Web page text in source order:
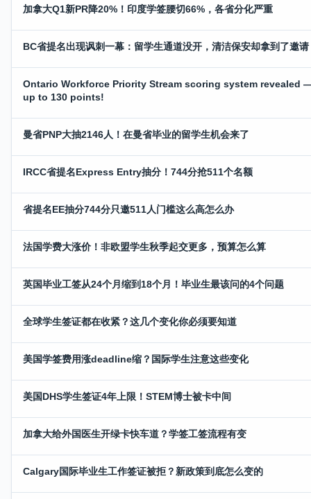
加拿大Q1新PR降20%！印度学签腰切66%，各省分化严重
BC省提名出现讽刺一幕：留学生通道没开，清洁保安却拿到了邀请
Ontario Workforce Priority Stream scoring system revealed
up to 130 points!
曼省PNP大抽2146人！在曼省毕业的留学生机会来了
IRCC省提名Express Entry抽分！744分抢511个名额
省提名EE抽分744分只邀511人门槛这么高怎么办
法国学费大涨价！非欧盟学生秋季起交更多，预算怎么算
英国毕业工签从24个月缩到18个月！毕业生最该问的4个问题
全球学生签证都在收紧？这几个变化你必须要知道
美国学签费用涨deadline缩？国际学生注意这些变化
美国DHS学生签证4年上限！STEM博士被卡中间
加拿大给外国医生开绿卡快车道？学签工签流程有变
Calgary国际毕业生工作签证被拒？新政策到底怎么变的